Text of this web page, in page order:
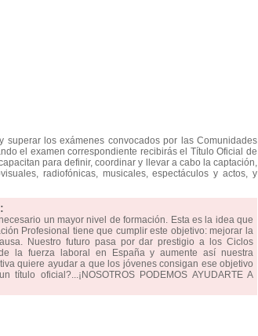
los exámenes convocados por las Comunidades
el examen correspondiente recibirás el Título Oficial de
para definir, coordinar y llevar a cabo la captación,
radiofónicas, musicales, espectáculos y actos, y
un mayor nivel de formación. Esta es la idea que
Profesional tiene que cumplir este objetivo: mejorar la
Nuestro futuro pasa por dar prestigio a los Ciclos
la fuerza laboral en España y aumente así nuestra
quiere ayudar a que los jóvenes consigan ese objetivo
oficial?...¡NOSOTROS PODEMOS AYUDARTE A